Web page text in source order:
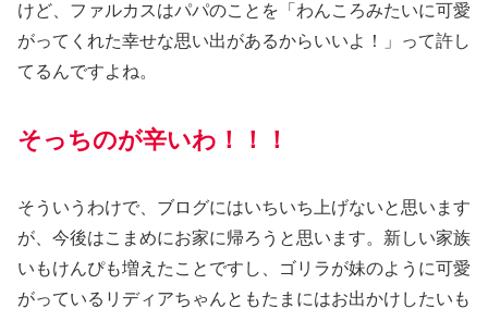
けど、ファルカスはパパのことを「わんころみたいに可愛
がってくれた幸せな思い出があるからいいよ！」って許し
てるんですよね。
そっちのが辛いわ！！！
そういうわけで、ブログにはいちいち上げないと思います
が、今後はこまめにお家に帰ろうと思います。新しい家族
いもけんぴも増えたことですし、ゴリラが妹のように可愛
がっているリディアちゃんともたまにはお出かけしたいも